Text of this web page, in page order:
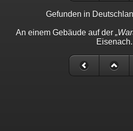
Gefunden in
An einem Gebäude auf der
Eisenach.